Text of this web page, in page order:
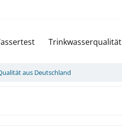
Trinkwasserqualität
aus Deutschland